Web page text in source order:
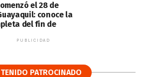
el 28 de
conoce la
del fin de
PUBLICIDAD
PATROCINADO